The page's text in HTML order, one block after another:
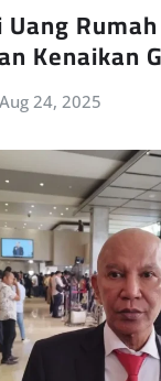
Kenaikan
Aug 24, 2025